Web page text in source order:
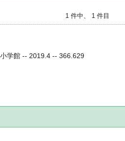
1 件中、 1 件目
学館 -- 2019.4 -- 366.629